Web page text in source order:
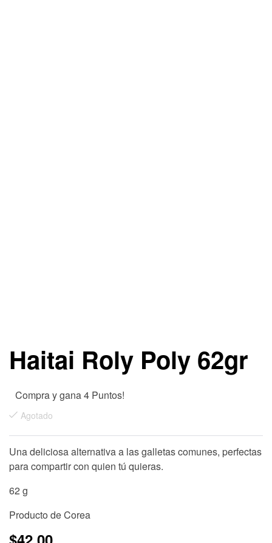
Haitai Roly Poly 62gr
Compra y gana 4 Puntos!
Agotado
Una deliciosa alternativa a las galletas comunes, perfectas
para compartir con quien tú quieras.
62 g
Producto de Corea